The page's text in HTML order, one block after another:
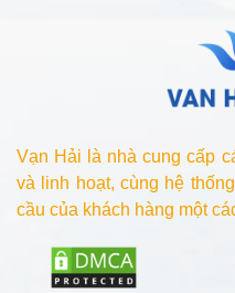
Vạn Hải là nhà cung cấp
và linh hoạt, cùng hệ
cầu của khách hàng một